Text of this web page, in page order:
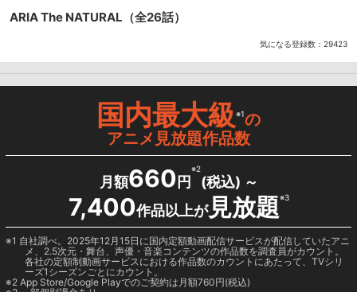
ARIA The NATURAL （全26話）
気になる登録数： 29423
国内最大級※1の
アニメ見放題作品数
月額660 円
※2
(税込) ～
7,400作品以上が見放題※3
1 自社調べ。2025年12月15日に国内定額動画配信サービスが配信していたアニ
メ、2.5次元・舞台、声優・音楽コンテンツの作品数を調査員がカウント。
各社の定額制動画サービスにおける作品数のカウントにあたって、TVシリ
ーズ1シーズンごとにカウント。
2 App Store/Google Playでのご契約は月額760円(税込)